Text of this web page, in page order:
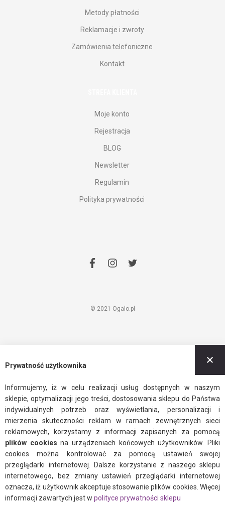
Metody płatności
Reklamacje i zwroty
Zamówienia telefoniczne
Kontakt
Moje konto
Rejestracja
BLOG
Newsletter
Regulamin
Polityka prywatności
facebook
instagram
twitter
© 2021 Ogalo.pl
Prywatność użytkownika
Informujemy, iż w celu realizacji usług dostępnych w naszym
sklepie, optymalizacji jego treści, dostosowania sklepu do Państwa
indywidualnych potrzeb oraz wyświetlania, personalizacji i
mierzenia skuteczności reklam w ramach zewnętrznych sieci
reklamowych, korzystamy z informacji zapisanych za pomocą
plików cookiesna urządzeniach końcowych użytkowników. Pliki
cookies można kontrolować za pomocą ustawień swojej
przeglądarki internetowej. Dalsze korzystanie z naszego sklepu
internetowego, bez zmiany ustawień przeglądarki internetowej
oznacza, iż użytkownik akceptuje stosowanie plików cookies. Więcej
informacji zawartych jest w polityce prywatności sklepu